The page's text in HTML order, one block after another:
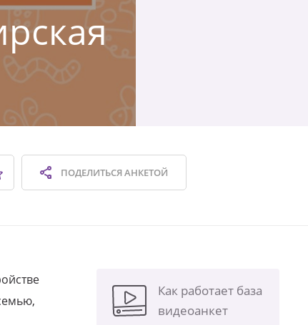
ПОДЕЛИТЬСЯАНКЕТОЙ
Как работает база
видеоанкет